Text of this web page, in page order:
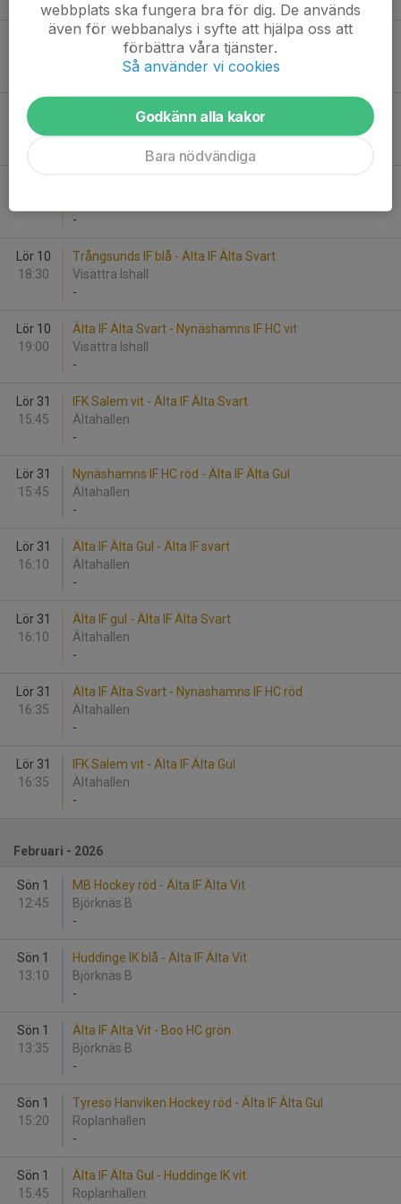
Lör 10
Hammarby IF EXTRA - Älta IF Älta Gul
Lör 10
15:55
Älta IF Älta Gul - Trångsunds IF vit
-
Lör 10
18:30
Trångsunds IF blå - Älta IF Älta Svart
Visättra Ishall
-
Lör 10
19:00
Älta IF Älta Svart - Nynäshamns IF HC vit
Visättra Ishall
-
Lör 31
15:45
IFK Salem vit - Älta IF Älta Svart
Ältahallen
-
Lör 31
15:45
Nynäshamns IF HC röd - Älta IF Älta Gul
Ältahallen
-
Lör 31
16:10
Älta IF Älta Gul - Älta IF svart
Ältahallen
-
Lör 31
16:10
Älta IF gul - Älta IF Älta Svart
Ältahallen
-
Lör 31
16:35
Älta IF Älta Svart - Nynäshamns IF HC röd
Ältahallen
-
Lör 31
16:35
IFK Salem vit - Älta IF Älta Gul
Ältahallen
-
Februari - 2026
Sön 1
12:45
MB Hockey röd - Älta IF Älta Vit
Björknäs B
-
Sön 1
13:10
Huddinge IK blå - Älta IF Älta Vit
Björknäs B
-
Sön 1
13:35
Älta IF Älta Vit - Boo HC grön
Björknäs B
-
Sön 1
15:20
Tyresö Hanviken Hockey röd - Älta IF Älta Gul
Roplanhallen
-
Sön 1
15:45
Älta IF Älta Gul - Huddinge IK vit
Roplanhallen
webbplats ska fungera bra för dig. De används
även för webbanalys i syfte att hjälpa oss att
förbättra våra tjänster.
Så använder vi cookies
Godkänn alla kakor
Bara nödvändiga